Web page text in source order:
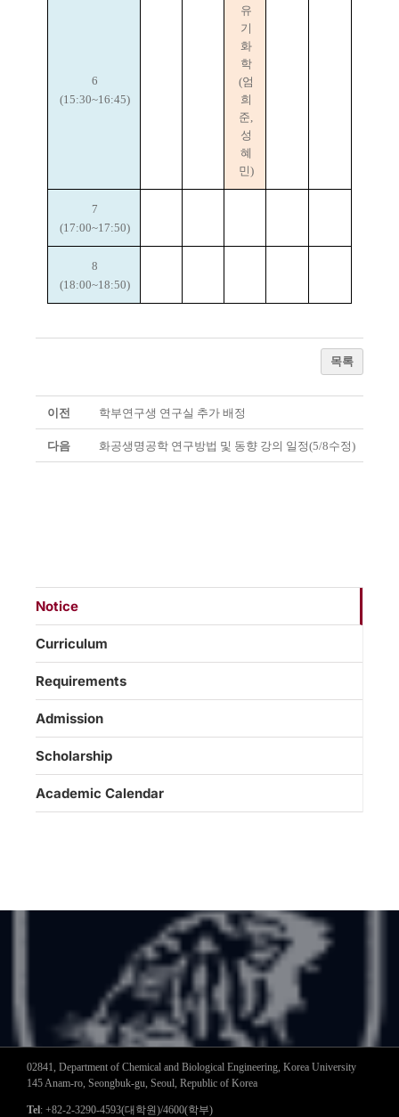
6
(15:30~16:45)
유
기
화
학
(엄
희
준,
성
혜
민)
7
(17:00~17:50)
8
(18:00~18:50)
목록
이전 학부연구생 연구실 추가 배정
다음 화공생명공학 연구방법 및 동향 강의 일정(5/8수정)
Notice
Curriculum
Requirements
Admission
Scholarship
Academic Calendar
02841, Department of Chemical and Biological Engineering, Korea University
145 Anam-ro, Seongbuk-gu, Seoul, Republic of Korea
Tel: +82-2-3290-4593(대학원)/4600(학부)